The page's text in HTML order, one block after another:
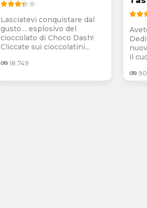
Lasciatevi conquistare dal
gusto… esplosivo del
cioccolato di Choco Dash!
Cliccate sui cioccolatini...
18.749
il